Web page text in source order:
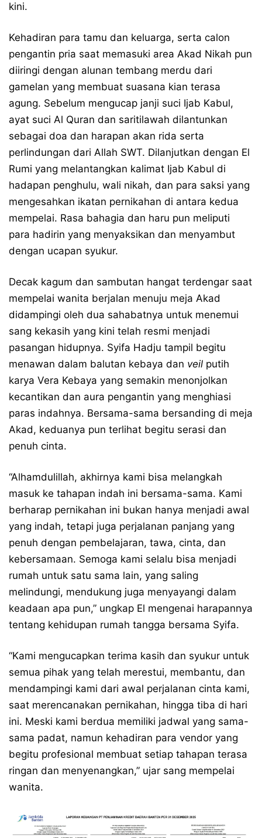
kini.
Kehadiran para tamu dan keluarga, serta calon
pengantin pria saat memasuki area Akad Nikah pun
diiringi dengan alunan tembang merdu dari
gamelan yang membuat suasana kian terasa
agung. Sebelum mengucap janji suci Ijab Kabul,
ayat suci Al Quran dan saritilawah dilantunkan
sebagai doa dan harapan akan rida serta
perlindungan dari Allah SWT. Dilanjutkan dengan El
Rumi yang melantangkan kalimat Ijab Kabul di
hadapan penghulu, wali nikah, dan para saksi yang
mengesahkan ikatan pernikahan di antara kedua
mempelai. Rasa bahagia dan haru pun meliputi
para hadirin yang menyaksikan dan menyambut
dengan ucapan syukur.
Decak kagum dan sambutan hangat terdengar saat
mempelai wanita berjalan menuju meja Akad
didampingi oleh dua sahabatnya untuk menemui
sang kekasih yang kini telah resmi menjadi
pasangan hidupnya. Syifa Hadju tampil begitu
menawan dalam balutan kebaya dan veil putih
karya Vera Kebaya yang semakin menonjolkan
kecantikan dan aura pengantin yang menghiasi
paras indahnya. Bersama-sama bersanding di meja
Akad, keduanya pun terlihat begitu serasi dan
penuh cinta.
“Alhamdulillah, akhirnya kami bisa melangkah
masuk ke tahapan indah ini bersama-sama. Kami
berharap pernikahan ini bukan hanya menjadi awal
yang indah, tetapi juga perjalanan panjang yang
penuh dengan pembelajaran, tawa, cinta, dan
kebersamaan. Semoga kami selalu bisa menjadi
rumah untuk satu sama lain, yang saling
melindungi, mendukung juga menyayangi dalam
keadaan apa pun,” ungkap El mengenai harapannya
tentang kehidupan rumah tangga bersama Syifa.
“Kami mengucapkan terima kasih dan syukur untuk
semua pihak yang telah merestui, membantu, dan
mendampingi kami dari awal perjalanan cinta kami,
saat merencanakan pernikahan, hingga tiba di hari
ini. Meski kami berdua memiliki jadwal yang sama-
sama padat, namun kehadiran para vendor yang
begitu profesional membuat setiap tahapan terasa
ringan dan menyenangkan,” ujar sang mempelai
wanita.